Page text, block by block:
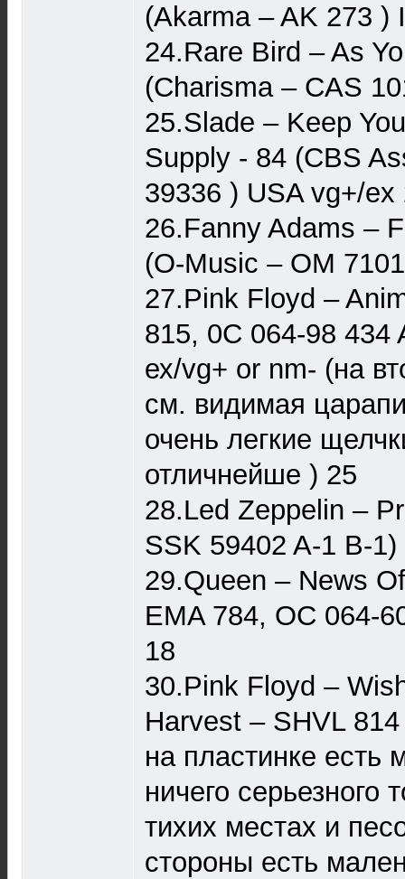
(Akarma ‎– AK 273 )
24.Rare Bird ‎– As
(Charisma ‎– CAS
25.Slade – Keep
Supply - 84 (CBS
39336 ) USA vg+/ex
26.Fanny Adams –
(O-Music – OM
27.Pink Floyd ‎–
815, 0C 064-98 434
ех/vg+ or nm- (на
см. видимая
очень легкие
отличнейше ) 25
28.Led Zeppelin ‎–
SSK 59402 A-1 B-
29.Queen ‎– News
EMA 784, OC 064-
18
30.Pink Floyd –
Harvest – SHVL
на пластинке есть
ничего серьезного
тихих местах и
стороны есть